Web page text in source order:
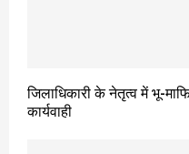
जिलाधिकारी के नेतृत्व में भू-
कार्यवाही